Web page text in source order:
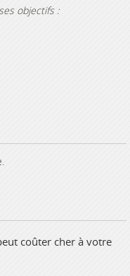
objectifs :
coûter cher à votre